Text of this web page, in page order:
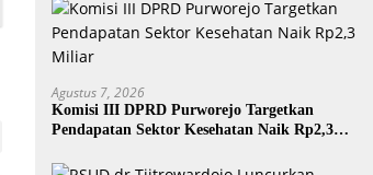
Agustus 7, 2026
Komisi III DPRD Purworejo Targetkan
Pendapatan Sektor Kesehatan Naik Rp2,3